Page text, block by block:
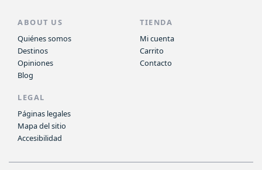
ABOUT US
Quiénes somos
Destinos
Opiniones
Blog
TIENDA
Mi cuenta
Carrito
Contacto
LEGAL
Páginas legales
Mapa del sitio
Accesibilidad